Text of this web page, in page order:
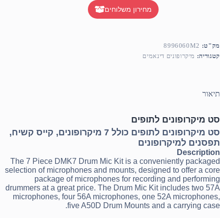
מחירון משלוחים
מק"ט: 8996060M2
קטגוריה: מיקרופונים דינאמים
תיאור
סט מיקרופונים לתופים
סט מיקרופונים לתופים כולל 7 מיקרופונים, קייס קשיח,
תפסנים למיקרופונים
Description
The 7 Piece DMK7 Drum Mic Kit is a conveniently packaged
selection of microphones and mounts, designed to offer a core
package of microphones for recording and performing
drummers at a great price. The Drum Mic Kit includes two 57A
microphones, four 56A microphones, one 52A microphones,
five A50D Drum Mounts and a carrying case.